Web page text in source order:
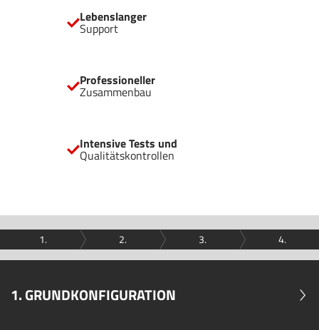
Lebenslanger
Support
Professioneller
Zusammenbau
Intensive Tests und
Qualitätskontrollen
1. 2. 3. 4.
1. GRUNDKONFIGURATION